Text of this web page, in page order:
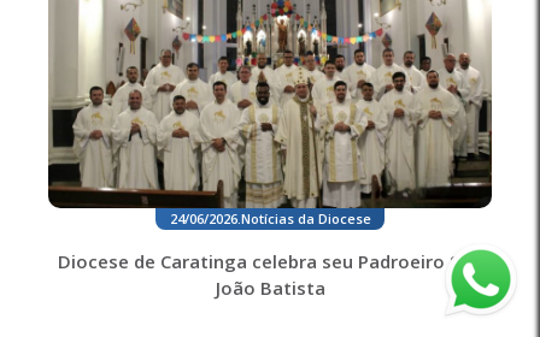
24/06/2026. Notícias da Diocese
Diocese de Caratinga celebra seu Padroeiro São
João Batista